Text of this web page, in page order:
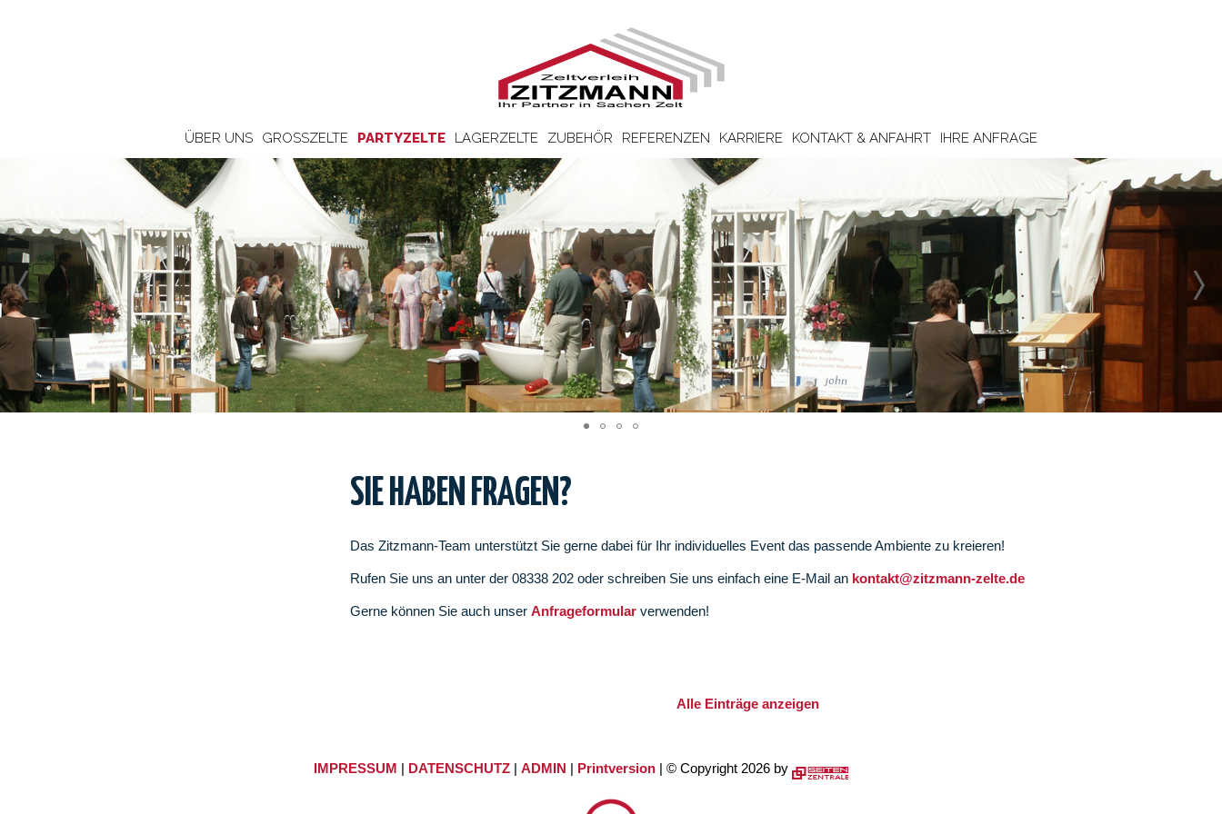
ÜBER UNS GROSSZELTE PARTYZELTE LAGERZELTE ZUBEHÖR REFERENZEN KARRIERE KONTAKT & ANFAHRT IHRE ANFRAGE
SIE HABEN FRAGEN?
Das Zitzmann-Team unterstützt Sie gerne dabei für Ihr individuelles Event das passende Ambiente zu kreieren!
Rufen Sie uns an unter der 08338 202 oder schreiben Sie uns einfach eine E-Mail an kontakt@zitzmann-zelte.de
Gerne können Sie auch unser Anfrageformular verwenden!
Alle Einträge anzeigen
IMPRESSUM | DATENSCHUTZ| ADMIN | Printversion| © Copyright 2026 by